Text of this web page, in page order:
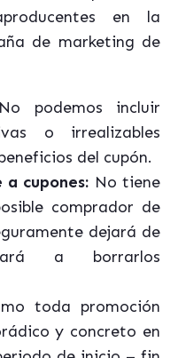
en la
de marketing de
podemos incluir
o irrealizables
del cupón.
cupones: No tiene
comprador de
dejará de
a borrarlos
toda promoción
y concreto en